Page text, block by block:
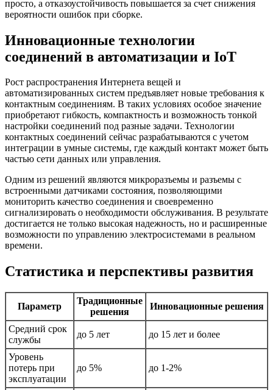
просто, а отказоустойчивость повышается за счет снижения
вероятности ошибок при сборке.
Инновационные технологии
соединений в автоматизации и IoT
Рост распространения Интернета вещей и
автоматизированных систем предъявляет новые требования к
контактным соединениям. В таких условиях особое значение
приобретают гибкость, компактность и возможность тонкой
настройки соединений под разные задачи. Технологии
контактных соединений сейчас разрабатываются с учетом
интеграции в умные системы, где каждый контакт может быть
частью сети данных или управления.
Одним из решений являются микроразъемы и разъемы с
встроенными датчиками состояния, позволяющими
мониторить качество соединения и своевременно
сигнализировать о необходимости обслуживания. В результате
достигается не только высокая надежность, но и расширенные
возможности по управлению электросистемами в реальном
времени.
Статистика и перспективы развития
Параметр
Традиционные
решения
Инновационные решения
Средний срок
службы
до 5 лет до 15 лет и более
Уровень
потерь при
эксплуатации
до 5% до 1-2%